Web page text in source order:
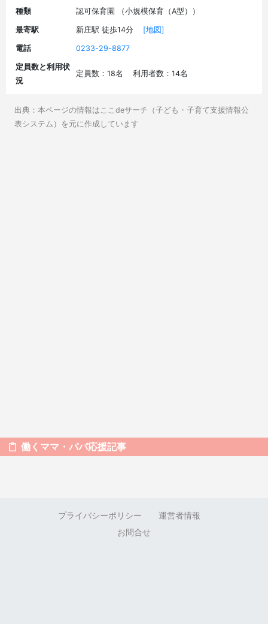
種類 認可保育園 （小規模保育（A型））
最寄駅 新庄駅 徒歩14分 [地図]
電話 0233-29-8877
定員数と利用状
況
定員数：18名 利用者数：14名
出典：本ページの情報はここdeサーチ（子ども・子育て支援情報公
表システム）を元に作成しています
働くママ・パパ応援記事
プライバシーポリシー
運営者情報
お問合せ